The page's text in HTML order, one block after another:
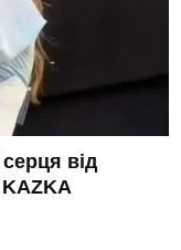
від
KAZKA